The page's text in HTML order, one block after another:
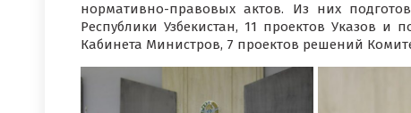
нормативно-правовых актов. Из них
Республики Узбекистан, 11 проектов Указов и
Кабинета Министров, 7 проектов решений